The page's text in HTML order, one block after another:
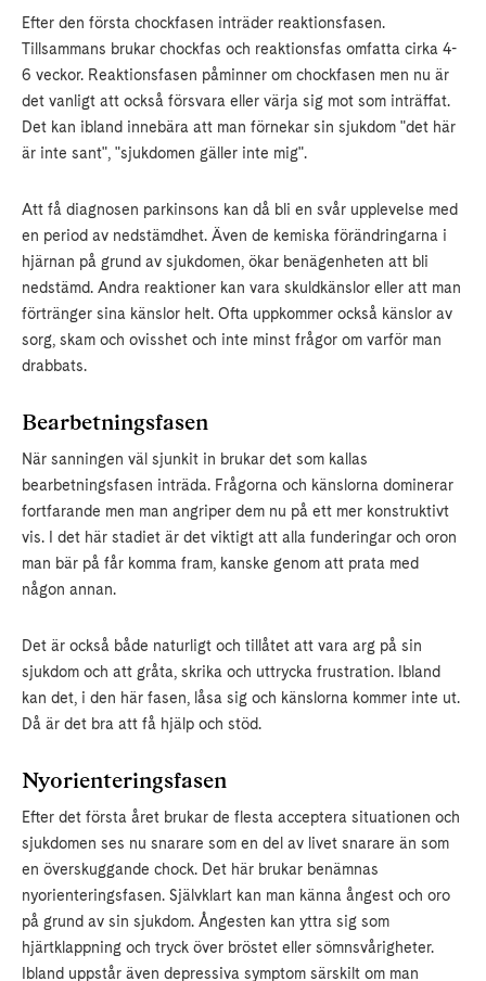
Efter den första chockfasen inträder reaktionsfasen.
Tillsammans brukar chockfas och reaktionsfas omfatta cirka 4-
6 veckor. Reaktionsfasen påminner om chockfasen men nu är
det vanligt att också försvara eller värja sig mot som inträffat.
Det kan ibland innebära att man förnekar sin sjukdom "det här
är inte sant", "sjukdomen gäller inte mig".
Att få diagnosen parkinsons kan då bli en svår upplevelse med
en period av nedstämdhet. Även de kemiska förändringarna i
hjärnan på grund av sjukdomen, ökar benägenheten att bli
nedstämd. Andra reaktioner kan vara skuldkänslor eller att man
förtränger sina känslor helt. Ofta uppkommer också känslor av
sorg, skam och ovisshet och inte minst frågor om varför man
drabbats.
Bearbetningsfasen
När sanningen väl sjunkit in brukar det som kallas
bearbetningsfasen inträda. Frågorna och känslorna dominerar
fortfarande men man angriper dem nu på ett mer konstruktivt
vis. I det här stadiet är det viktigt att alla funderingar och oron
man bär på får komma fram, kanske genom att prata med
någon annan.
Det är också både naturligt och tillåtet att vara arg på sin
sjukdom och att gråta, skrika och uttrycka frustration. Ibland
kan det, i den här fasen, låsa sig och känslorna kommer inte ut.
Då är det bra att få hjälp och stöd.
Nyorienteringsfasen
Efter det första året brukar de flesta acceptera situationen och
sjukdomen ses nu snarare som en del av livet snarare än som
en överskuggande chock. Det här brukar benämnas
nyorienteringsfasen. Självklart kan man känna ångest och oro
på grund av sin sjukdom. Ångesten kan yttra sig som
hjärtklappning och tryck över bröstet eller sömnsvårigheter.
Ibland uppstår även depressiva symptom särskilt om man